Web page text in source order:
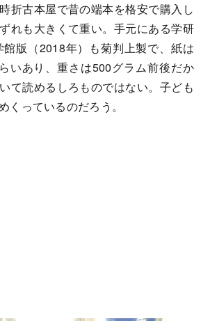
折古本屋で昔の端本を格安で購入し
れも大きくて重い。手元にある学研
版（2018年）も菊判上製で、紙は
いあり、重さは500グラム前後だか
て読めるしろものではない。子ども
くっているのだろう。